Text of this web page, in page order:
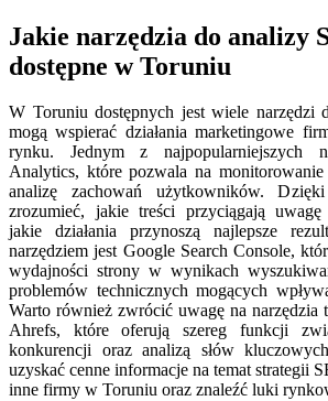
Jakie narzędzia do analizy
dostępne w Toruniu
W Toruniu dostępnych jest wiele narzędzi
mogą wspierać działania marketingowe
rynku. Jednym z najpopularniejszych
Analytics, które pozwala na
analizę zachowań użytkowników.
zrozumieć, jakie treści przyciągają
jakie działania przynoszą najlepsze
narzędziem jest Google Search Console,
wydajności strony w wynikach
problemów technicznych mogących
Warto również zwrócić uwagę na narzędzia
Ahrefs, które oferują szereg funkcji
konkurencji oraz analizą słów
uzyskać cenne informacje na temat strategii
inne firmy w Toruniu oraz znaleźć luki